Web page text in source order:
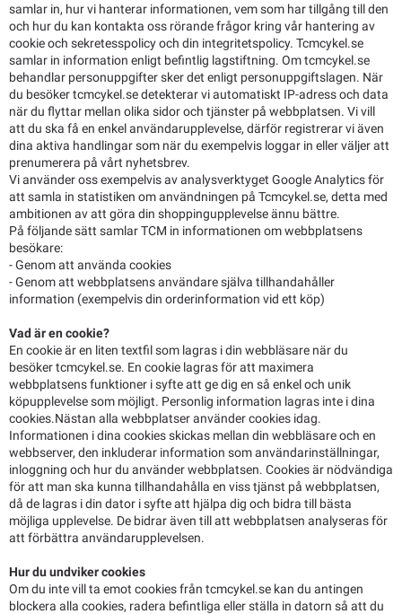
samlar in, hur vi hanterar informationen, vem som har tillgång till den
och hur du kan kontakta oss rörande frågor kring vår hantering av
cookie och sekretesspolicy och din integritetspolicy. Tcmcykel.se
samlar in information enligt befintlig lagstiftning. Om tcmcykel.se
behandlar personuppgifter sker det enligt personuppgiftslagen. När
du besöker tcmcykel.se detekterar vi automatiskt IP-adress och data
när du flyttar mellan olika sidor och tjänster på webbplatsen. Vi vill
att du ska få en enkel användarupplevelse, därför registrerar vi även
dina aktiva handlingar som när du exempelvis loggar in eller väljer att
prenumerera på vårt nyhetsbrev.
Vi använder oss exempelvis av analysverktyget Google Analytics för
att samla in statistiken om användningen på Tcmcykel.se, detta med
ambitionen av att göra din shoppingupplevelse ännu bättre.
På följande sätt samlar TCM in informationen om webbplatsens
besökare:
- Genom att använda cookies
- Genom att webbplatsens användare själva tillhandahåller
information (exempelvis din orderinformation vid ett köp)
Vad är en cookie?
En cookie är en liten textfil som lagras i din webbläsare när du
besöker tcmcykel.se. En cookie lagras för att maximera
webbplatsens funktioner i syfte att ge dig en så enkel och unik
köpupplevelse som möjligt. Personlig information lagras inte i dina
cookies.Nästan alla webbplatser använder cookies idag.
Informationen i dina cookies skickas mellan din webbläsare och en
webbserver, den inkluderar information som användarinställningar,
inloggning och hur du använder webbplatsen. Cookies är nödvändiga
för att man ska kunna tillhandahålla en viss tjänst på webbplatsen,
då de lagras i din dator i syfte att hjälpa dig och bidra till bästa
möjliga upplevelse. De bidrar även till att webbplatsen analyseras för
att förbättra användarupplevelsen.
Hur du undviker cookies
Om du inte vill ta emot cookies från tcmcykel.se kan du antingen
blockera alla cookies, radera befintliga eller ställa in datorn så att du